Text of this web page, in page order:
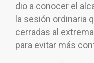
dio a conocer el
la sesión ordinaria
cerradas al
para evitar más